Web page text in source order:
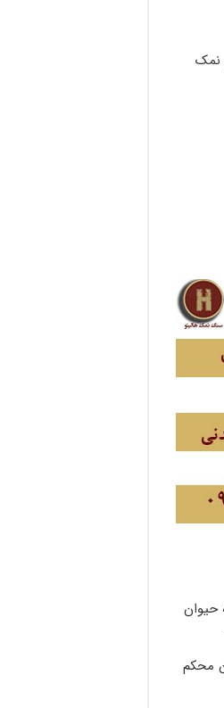
نمک
حیوان
محکم